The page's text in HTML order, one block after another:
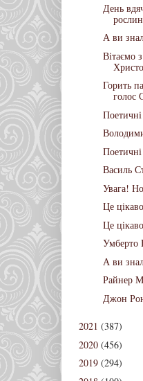
День
А ви
Вітаємо
Горить
голос
Василь
Увага!
Це
Це
Умберто
А ви
Райнер
Джон
2021 (387)
2020 (456)
2019 (294)